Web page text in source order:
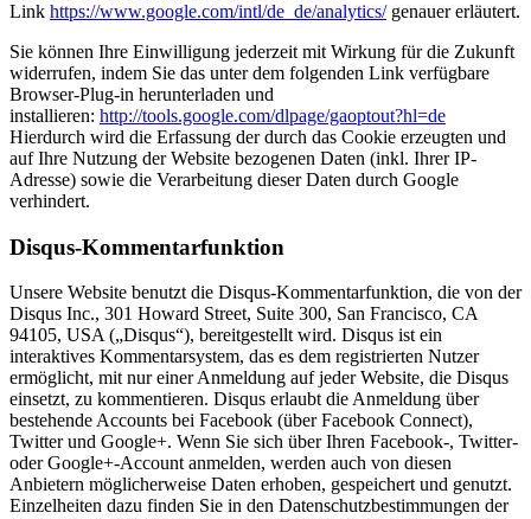
Link https://www.google.com/intl/de_de/analytics/genauer erläutert.
Sie können Ihre Einwilligung jederzeit mit Wirkung für die Zukunft
widerrufen, indem Sie das unter dem folgenden Link verfügbare
Browser-Plug-in herunterladen und
installieren: http://tools.google.com/dlpage/gaoptout?hl=de
Hierdurch wird die Erfassung der durch das Cookie erzeugten und
auf Ihre Nutzung der Website bezogenen Daten (inkl. Ihrer IP-
Adresse) sowie die Verarbeitung dieser Daten durch Google
verhindert.
Disqus-Kommentarfunktion
Unsere Website benutzt die Disqus-Kommentarfunktion, die von der
Disqus Inc., 301 Howard Street, Suite 300, San Francisco, CA
94105, USA („Disqus“), bereitgestellt wird. Disqus ist ein
interaktives Kommentarsystem, das es dem registrierten Nutzer
ermöglicht, mit nur einer Anmeldung auf jeder Website, die Disqus
einsetzt, zu kommentieren. Disqus erlaubt die Anmeldung über
bestehende Accounts bei Facebook (über Facebook Connect),
Twitter und Google+. Wenn Sie sich über Ihren Facebook-, Twitter-
oder Google+-Account anmelden, werden auch von diesen
Anbietern möglicherweise Daten erhoben, gespeichert und genutzt.
Einzelheiten dazu finden Sie in den Datenschutzbestimmungen der